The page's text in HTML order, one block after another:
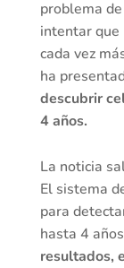
problema
intentar que
cada vez
ha
descubrir
4 años.
La noticia
El sistema
para
hasta 4
resultados,